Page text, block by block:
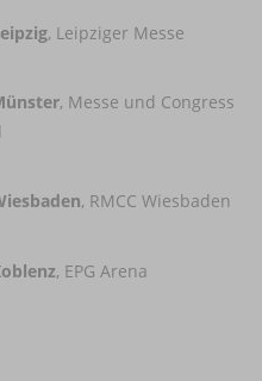
, Leipziger Messe
, Messe und Congress
, RMCC Wiesbaden
, EPG Arena